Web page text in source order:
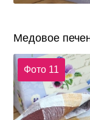
Медовое
Фото 11